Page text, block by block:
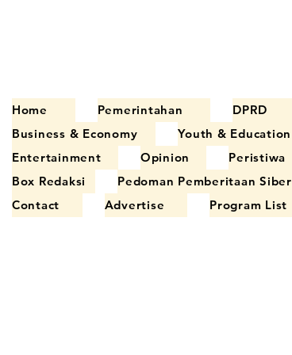
Home Pemerintahan DPRD
Business & Economy
Youth & Education
Entertainment
Opinion Peristiwa
Box Redaksi
Pedoman Pemberitaan Siber
Contact
Advertise Program List